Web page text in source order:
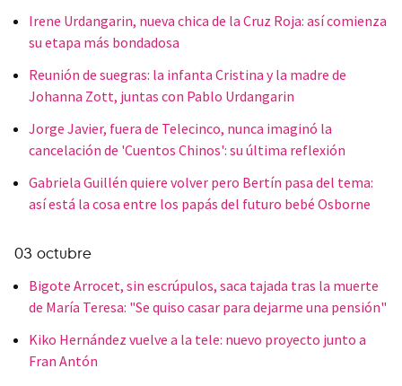
Irene Urdangarin, nueva chica de la Cruz Roja: así comienza
su etapa más bondadosa
Reunión de suegras: la infanta Cristina y la madre de
Johanna Zott, juntas con Pablo Urdangarin
Jorge Javier, fuera de Telecinco, nunca imaginó la
cancelación de 'Cuentos Chinos': su última reflexión
Gabriela Guillén quiere volver pero Bertín pasa del tema:
así está la cosa entre los papás del futuro bebé Osborne
03 octubre
Bigote Arrocet, sin escrúpulos, saca tajada tras la muerte
de María Teresa: "Se quiso casar para dejarme una pensión"
Kiko Hernández vuelve a la tele: nuevo proyecto junto a
Fran Antón